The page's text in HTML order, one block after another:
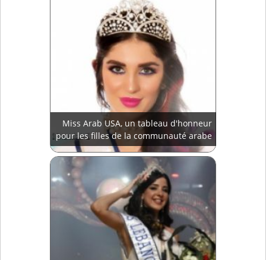
Miss Arab USA, un tableau d'honneur
pour les filles de la communauté arabe